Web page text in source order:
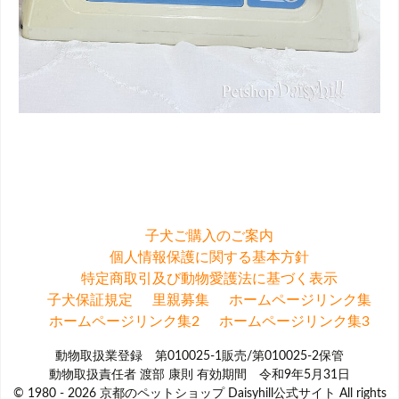
子犬ご購入のご案内
個人情報保護に関する基本方針
特定商取引及び動物愛護法に基づく表示
子犬保証規定
里親募集
ホームページリンク集
ホームページリンク集2
ホームページリンク集3
動物取扱業登録 第010025-1販売/第010025-2保管
動物取扱責任者 渡部 康則 有効期間 令和9年5月31日
© 1980 - 2026 京都のペットショップ Daisyhill公式サイト All rights